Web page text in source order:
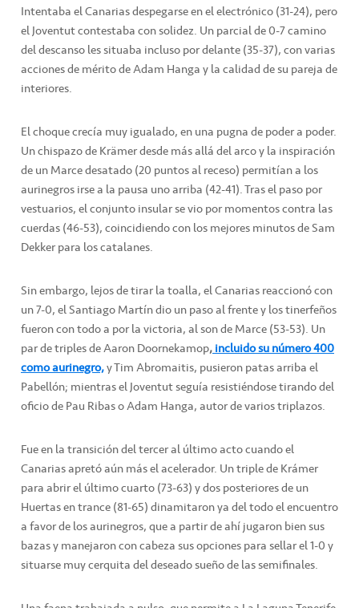
Intentaba el Canarias despegarse en el electrónico (31-24), pero
el Joventut contestaba con solidez. Un parcial de 0-7 camino
del descanso les situaba incluso por delante (35-37), con varias
acciones de mérito de Adam Hanga y la calidad de su pareja de
interiores.
El choque crecía muy igualado, en una pugna de poder a poder.
Un chispazo de Krämer desde más allá del arco y la inspiración
de un Marce desatado (20 puntos al receso) permitían a los
aurinegros irse a la pausa uno arriba (42-41). Tras el paso por
vestuarios, el conjunto insular se vio por momentos contra las
cuerdas (46-53), coincidiendo con los mejores minutos de Sam
Dekker para los catalanes.
Sin embargo, lejos de tirar la toalla, el Canarias reaccionó con
un 7-0, el Santiago Martín dio un paso al frente y los tinerfeños
fueron con todo a por la victoria, al son de Marce (53-53). Un
par de triples de Aaron Doornekamop,incluido su número 400
como aurinegro,y Tim Abromaitis, pusieron patas arriba el
Pabellón; mientras el Joventut seguía resistiéndose tirando del
oficio de Pau Ribas o Adam Hanga, autor de varios triplazos.
Fue en la transición del tercer al último acto cuando el
Canarias apretó aún más el acelerador. Un triple de Krámer
para abrir el último cuarto (73-63) y dos posteriores de un
Huertas en trance (81-65) dinamitaron ya del todo el encuentro
a favor de los aurinegros, que a partir de ahí jugaron bien sus
bazas y manejaron con cabeza sus opciones para sellar el 1-0 y
situarse muy cerquita del deseado sueño de las semifinales.